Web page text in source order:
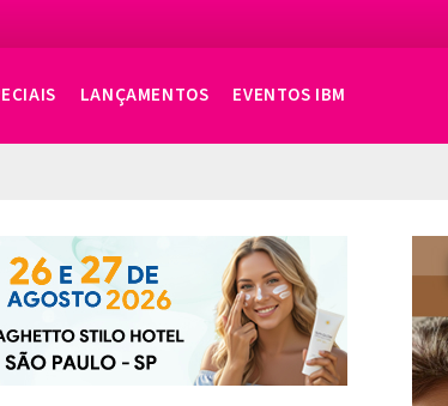
LANÇAMENTOS EVENTOS IBM